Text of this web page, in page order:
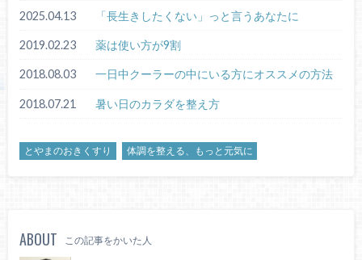
2025.04.13 「長生きしたくない」っと言うあなたに
2019.02.23 薬は使い方が9割
2018.08.03 一日中クーラーの中にいる方にオススメの方法
2018.07.21 暑い日のカラダを整え方
とやまのおきくすり 体調を整える、もっと元気に
ABOUT この記事をかいた人